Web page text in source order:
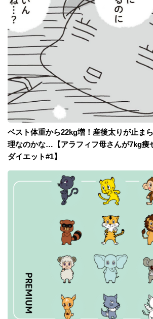
ベスト体重から22kg増！産後太りが止ま
理なのかな…【アラフィフ母さんが7kg痩
ダイエット#1】